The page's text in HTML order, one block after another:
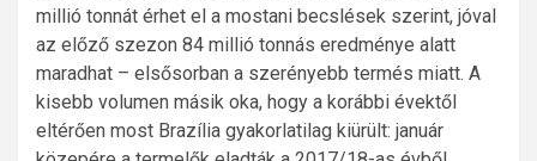
millió tonnát érhet el a mostani becslések szerint, jóval
az előző szezon 84 millió tonnás eredménye alatt
maradhat – elsősorban a szerényebb termés miatt. A
kisebb volumen másik oka, hogy a korábbi évektől
eltérően most Brazília gyakorlatilag kiürült: január